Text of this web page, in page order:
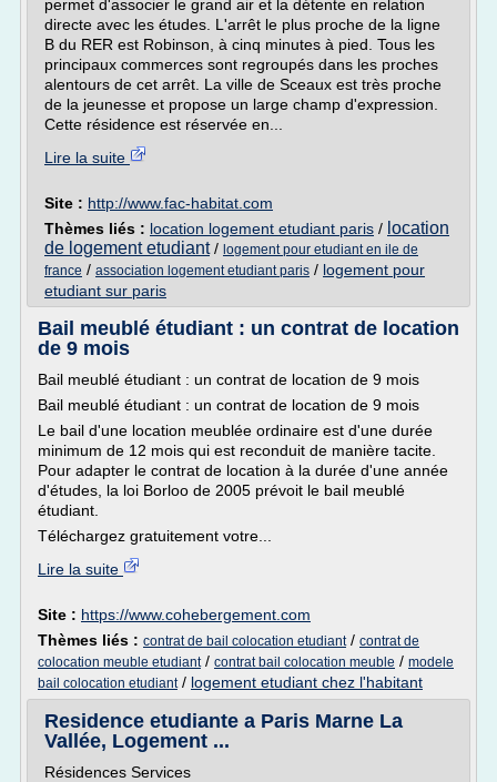
permet d'associer le grand air et la détente en relation
directe avec les études. L'arrêt le plus proche de la ligne
B du RER est Robinson, à cinq minutes à pied. Tous les
principaux commerces sont regroupés dans les proches
alentours de cet arrêt. La ville de Sceaux est très proche
de la jeunesse et propose un large champ d'expression.
Cette résidence est réservée en...
Lire la suite
Site : http://www.fac-habitat.com
Thèmes liés : location logement etudiant paris / location
de logement etudiant/ logement pour etudiant en ile de
france / association logement etudiant paris / logement pour
etudiant sur paris
Bail meublé étudiant : un contrat de location
de 9 mois
Bail meublé étudiant : un contrat de location de 9 mois
Bail meublé étudiant : un contrat de location de 9 mois
Le bail d'une location meublée ordinaire est d'une durée
minimum de 12 mois qui est reconduit de manière tacite.
Pour adapter le contrat de location à la durée d'une année
d'études, la loi Borloo de 2005 prévoit le bail meublé
étudiant.
Téléchargez gratuitement votre...
Lire la suite
Site : https://www.cohebergement.com
Thèmes liés : contrat de bail colocation etudiant/ contrat de
colocation meuble etudiant/ contrat bail colocation meuble / modele
bail colocation etudiant/ logement etudiant chez l'habitant
Residence etudiante a Paris Marne La
Vallée, Logement ...
Résidences Services